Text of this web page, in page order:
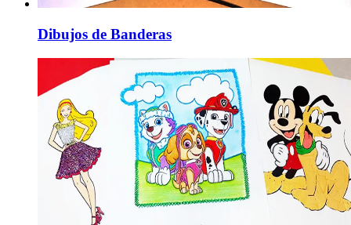
Dibujos de Banderas